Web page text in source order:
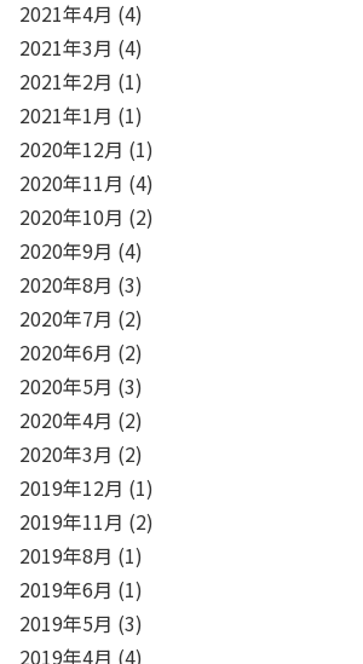
2021年4月 (4)
2021年3月 (4)
2021年2月 (1)
2021年1月 (1)
2020年12月 (1)
2020年11月 (4)
2020年10月 (2)
2020年9月 (4)
2020年8月 (3)
2020年7月 (2)
2020年6月 (2)
2020年5月 (3)
2020年4月 (2)
2020年3月 (2)
2019年12月 (1)
2019年11月 (2)
2019年8月 (1)
2019年6月 (1)
2019年5月 (3)
2019年4月 (4)